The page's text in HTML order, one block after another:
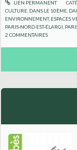
LIEN PERMANENT
CULTURE DANS LE 10ÈME
ENVIRONNEMENT, ESPACES
PARIS-NORD-EST-ÉLARGI
2 COMMENTAIRES